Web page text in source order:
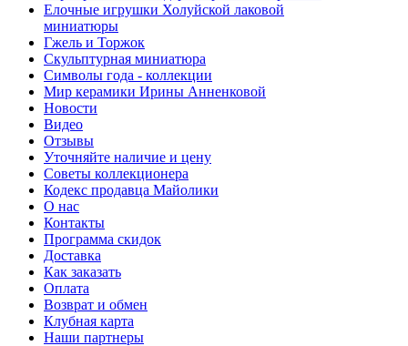
Елочные игрушки Холуйской лаковой
миниатюры
Гжель и Торжок
Скульптурная миниатюра
Символы года - коллекции
Мир керамики Ирины Анненковой
Новости
Видео
Отзывы
Уточняйте наличие и цену
Советы коллекционера
Кодекс продавца Майолики
О нас
Контакты
Программа скидок
Доставка
Как заказать
Оплата
Возврат и обмен
Клубная карта
Наши партнеры